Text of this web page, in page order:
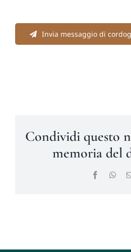
Invia messaggio di
Condividi questo
memoria del
Facebook